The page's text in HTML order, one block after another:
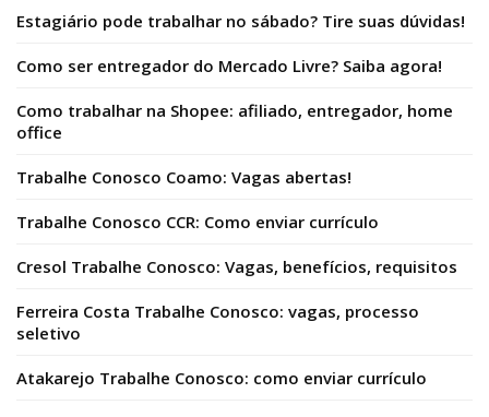
Estagiário pode trabalhar no sábado? Tire suas dúvidas!
Como ser entregador do Mercado Livre? Saiba agora!
Como trabalhar na Shopee: afiliado, entregador, home
office
Trabalhe Conosco Coamo: Vagas abertas!
Trabalhe Conosco CCR: Como enviar currículo
Cresol Trabalhe Conosco: Vagas, benefícios, requisitos
Ferreira Costa Trabalhe Conosco: vagas, processo
seletivo
Atakarejo Trabalhe Conosco: como enviar currículo